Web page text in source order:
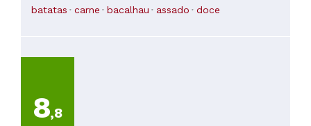
batatas carne bacalhau assado doce
8,8